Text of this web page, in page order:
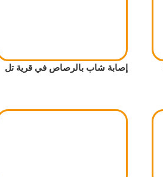
إصابة شاب بالرصاص في قرية تل